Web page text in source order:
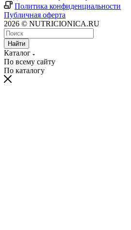
Политика конфиденциальности
Публичная оферта
2026 © NUTRICIONICA.RU
Найти
Каталог
По всему сайту
По каталогу